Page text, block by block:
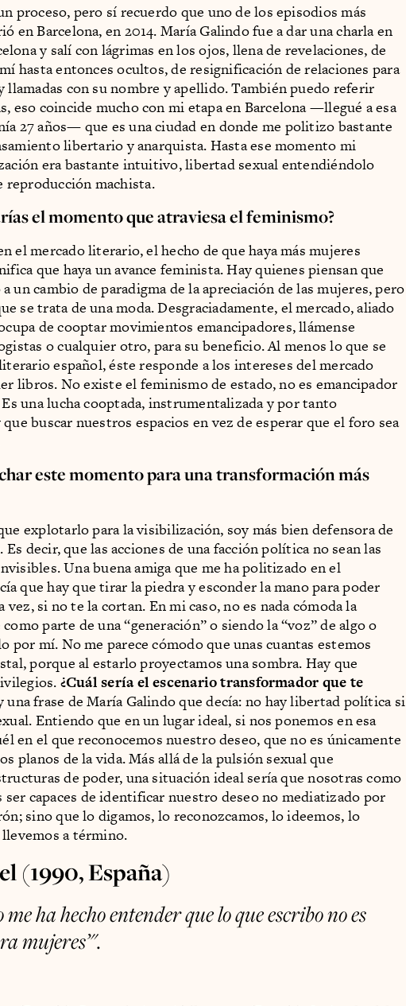
proceso, pero sí recuerdo que uno de los episodios más
en Barcelona, en 2014. María Galindo fue a dar una charla en
y salí con lágrimas en los ojos, llena de revelaciones, de
hasta entonces ocultos, de resignificación de relaciones para
llamadas con su nombre y apellido. También puedo referir
eso coincide mucho con mi etapa en Barcelona —llegué a esa
27 años— que es una ciudad en donde me politizo bastante
libertario y anarquista. Hasta ese momento mi
era bastante intuitivo, libertad sexual entendiéndolo
reproducción machista.
el momento que atraviesa el feminismo?
el mercado literario, el hecho de que haya más mujeres
que haya un avance feminista. Hay quienes piensan que
un cambio de paradigma de la apreciación de las mujeres, pero
se trata de una moda. Desgraciadamente, el mercado, aliado
de cooptar movimientos emancipadores, llámense
o cualquier otro, para su beneficio. Al menos lo que se
español, éste responde a los intereses del mercado
libros. No existe el feminismo de estado, no es emancipador
una lucha cooptada, instrumentalizada y por tanto
buscar nuestros espacios en vez de esperar que el foro sea
este momento para una transformación más
explotarlo para la visibilización, soy más bien defensora de
decir, que las acciones de una facción política no sean las
Una buena amiga que me ha politizado en el
que hay que tirar la piedra y esconder la mano para poder
si no te la cortan. En mi caso, no es nada cómoda la
parte de una “generación” o siendo la “voz” de algo o
por mí. No me parece cómodo que unas cuantas estemos
porque al estarlo proyectamos una sombra. Hay que
¿Cuál sería el escenario transformador que te
una frase de María Galindo que decía: no hay libertad política si
Entiendo que en un lugar ideal, si nos ponemos en esa
en el que reconocemos nuestro deseo, que no es únicamente
planos de la vida. Más allá de la pulsión sexual que
de poder, una situación ideal sería que nosotras como
ser capaces de identificar nuestro deseo no mediatizado por
sino que lo digamos, lo reconozcamos, lo ideemos, lo
a término.
(1990, España)
ha hecho entender que lo que escribo no es
mujeres’".